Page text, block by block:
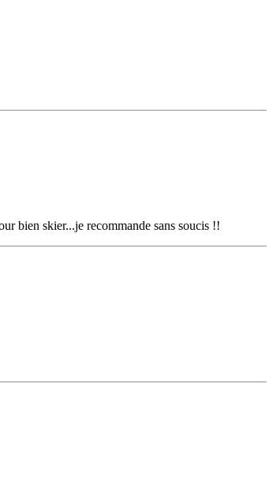
bien skier...je recommande sans soucis !!